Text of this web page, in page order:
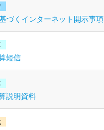
づくインターネット開示事項
短信
説明資料